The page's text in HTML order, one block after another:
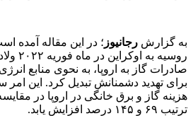
به گزارش رجانیوز ؛ در این مقاله آمده
روسیه
صادرات گاز به اروپا، به نحوی منابع
برای تهدید دشمنانش تبدیل کرد. این
هزینه گاز و برق خانگی در اروپا در
ترتیب ۶۹ و ۱۴۵ درصد افزایش یابد.